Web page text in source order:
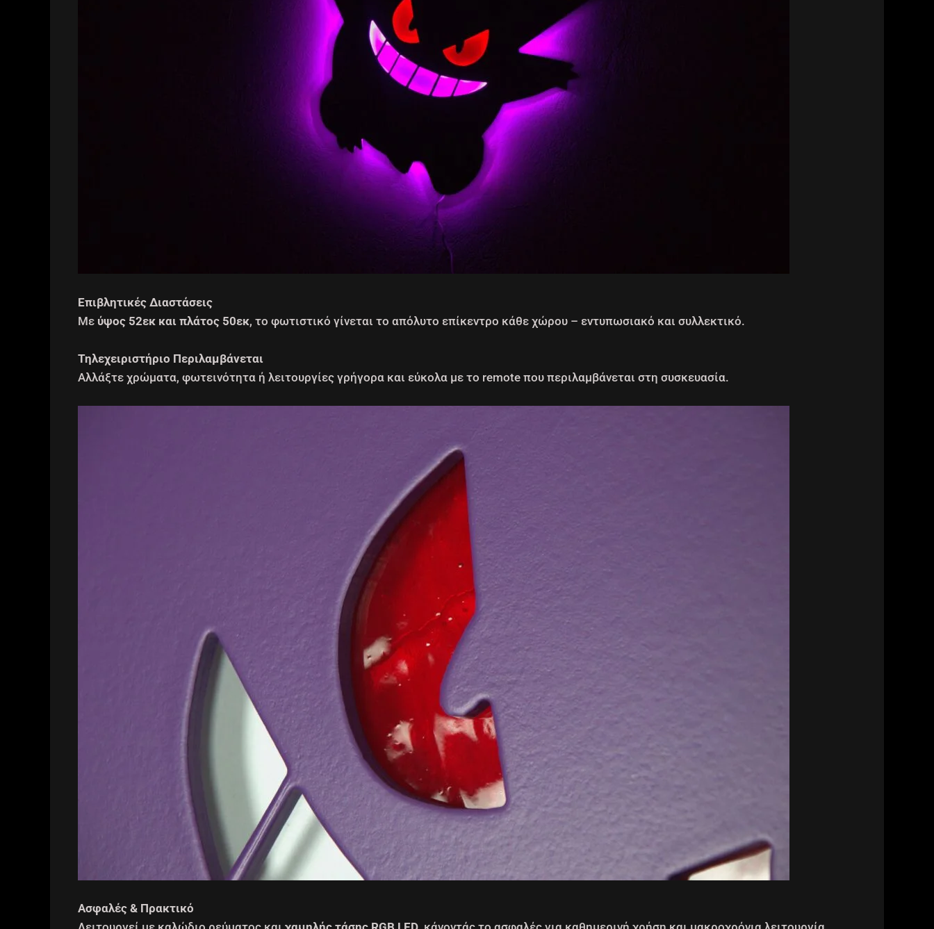
Επιβλητικές Διαστάσεις
Με ύψος 52εκ και πλάτος 50εκ, το φωτιστικό γίνεται το απόλυτο επίκεντρο κάθε χώρου – εντυπωσιακό και συλλεκτικό.
Τηλεχειριστήριο Περιλαμβάνεται
Αλλάξτε χρώματα, φωτεινότητα ή λειτουργίες γρήγορα και εύκολα με το remote που περιλαμβάνεται στη συσκευασία.
Ασφαλές & Πρακτικό